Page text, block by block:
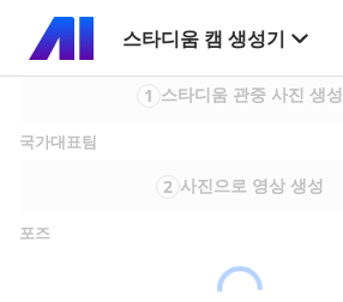
스타디움 캠 생성기
1 스타디움 관중 사진 생성
국가대표팀
2 사진으로 영상 생성
포즈